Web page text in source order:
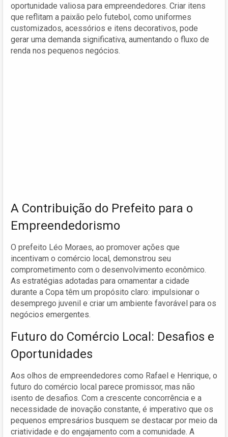
oportunidade valiosa para empreendedores. Criar itens
que reflitam a paixão pelo futebol, como uniformes
customizados, acessórios e itens decorativos, pode
gerar uma demanda significativa, aumentando o fluxo de
renda nos pequenos negócios.
A Contribuição do Prefeito para o
Empreendedorismo
O prefeito Léo Moraes, ao promover ações que
incentivam o comércio local, demonstrou seu
comprometimento com o desenvolvimento econômico.
As estratégias adotadas para ornamentar a cidade
durante a Copa têm um propósito claro: impulsionar o
desemprego juvenil e criar um ambiente favorável para os
negócios emergentes.
Futuro do Comércio Local: Desafios e
Oportunidades
Aos olhos de empreendedores como Rafael e Henrique, o
futuro do comércio local parece promissor, mas não
isento de desafios. Com a crescente concorrência e a
necessidade de inovação constante, é imperativo que os
pequenos empresários busquem se destacar por meio da
criatividade e do engajamento com a comunidade. A